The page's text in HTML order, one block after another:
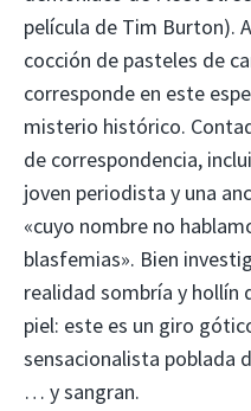
película de Tim Burton).
cocción de pasteles de
corresponde en este
misterio histórico.
de correspondencia,
joven periodista y una
«cuyo nombre no
blasfemias». Bien
realidad sombría y hollín
piel: este es un giro
sensacionalista poblada
… y sangran.